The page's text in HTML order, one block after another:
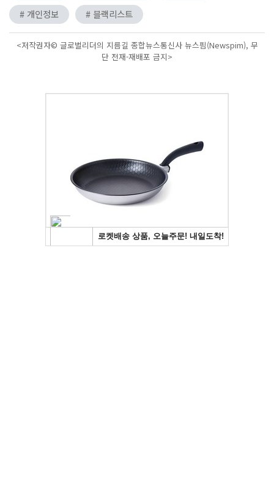
# 개인정보
# 블랙리스트
<저작권자© 글로벌리더의 지름길 종합뉴스통신사 뉴스핌(Newspim), 무
단 전재-재배포 금지>